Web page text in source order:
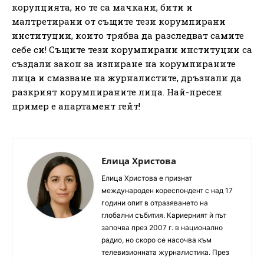
корупцията, но те са мачкани, бити и
малтретирани от същите тези корумпирани
институции, които трябва да разследват самите
себе си! Същите тези корумпирани институции са
създали закон за изпиране на корумпираните
лица и смазване на журналистите, дръзнали да
разкрият корумпираните лица. Най-пресен
пример е апартамент гейт!
Елица Христова
Елица Христова е признат
международен кореспондент с над 17
години опит в отразяването на
глобални събития. Кариерният ѝ път
започва през 2007 г. в национално
радио, но скоро се насочва към
телевизионната журналистика. През